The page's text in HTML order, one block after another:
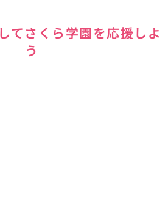
てさくら学園を応援しよ
う